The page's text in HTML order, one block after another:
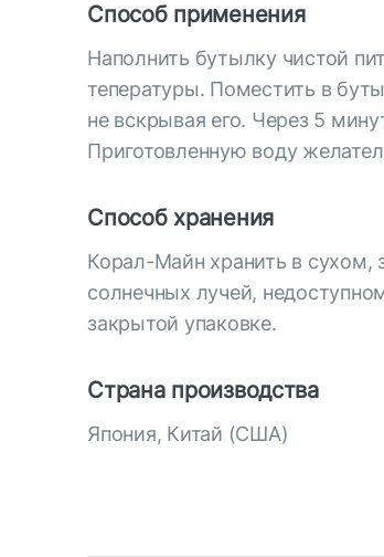
Способ применения
Наполнить бутылку чистой
тепературы. Поместить в
не вскрывая его. Через 5
Приготовленную воду
Способ хранения
Корал-Майн хранить в
солнечных лучей,
закрытой упаковке.
Страна производства
Япония, Китай (США)